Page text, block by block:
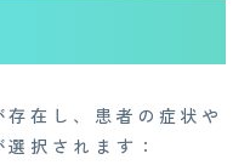
在し、患者の症状や
択されます：